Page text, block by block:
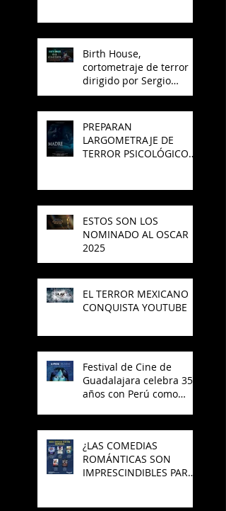
Birth House,
cortometraje de terror
dirigido por Sergio
Arroyo, es seleccionado
Film Project México
PREPARAN
LARGOMETRAJE DE
TERROR PSICOLÓGICO
ESTOS SON LOS
NOMINADO AL OSCAR
2025
EL TERROR MEXICANO
CONQUISTA YOUTUBE
Festival de Cine de
Guadalajara celebra 35
años con Perú como
¿LAS COMEDIAS
ROMÁNTICAS SON
IMPRESCINDIBLES PARA